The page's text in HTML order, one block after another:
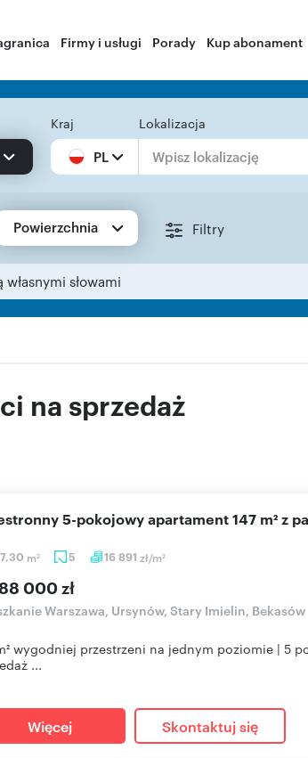
Firmy i usługi Porady Kup abonament
Kraj
PL
Lokalizacja
Powierzchnia Filtry
słowami
na sprzedaż
m2 5 16 891 zł/m2
5-pokojowy apartament 147 m² z
000 zł
Warszawa, Ursynów, Stary Imielin, Bekasów
wygodniej przestrzeni na jednym poziomie | 5
...
Więcej Skontaktuj się